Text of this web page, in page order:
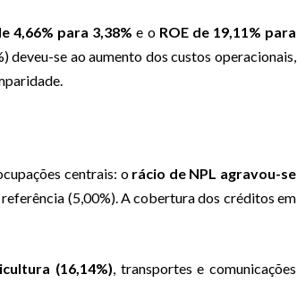
4,66% para 3,38% e o ROE de 19,11% para
deveu-se ao aumento dos custos operacionais,
centrais: o rácio de NPL agravou-se
(5,00%). A cobertura dos créditos em
(16,14%), transportes e comunicações